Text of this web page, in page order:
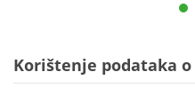
Korištenje podataka